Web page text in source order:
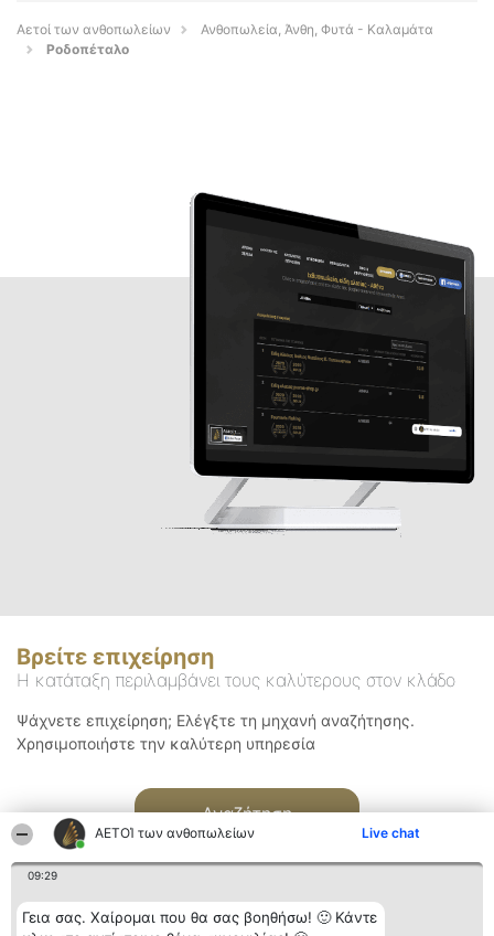
ΑΕΤΟΊ των ανθοπωλείων Live chat
09:29
Γεια σας. Χαίρομαι που θα σας βοηθήσω! 🙂 Κάντε
Αετοί των ανθοπωλείων
Ανθοπωλεία, Άνθη, Φυτά - Καλαμάτα
Ροδοπέταλο
Βρείτε επιχείρηση
Η κατάταξη περιλαμβάνει τους καλύτερους στον κλάδο
Ψάχνετε επιχείρηση; Ελέγξτε τη μηχανή αναζήτησης.
Χρησιμοποιήστε την καλύτερη υπηρεσία
Αναζήτηση